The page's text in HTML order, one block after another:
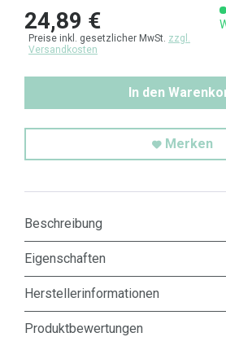
24,89 €
Preise inkl. gesetzlicher MwSt. zzgl.
Versandkosten
In den
Merken
Beschreibung
Eigenschaften
Herstellerinformationen
Produktbewertungen